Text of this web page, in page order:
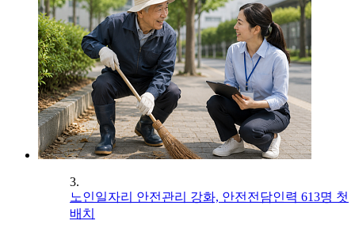
3.
노인일자리 안전관리 강화, 안전전담인력 613명 첫
배치